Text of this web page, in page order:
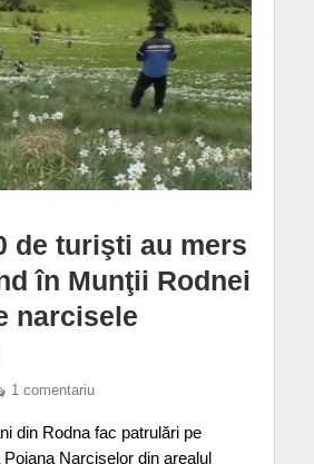
de turişti au mers
în Munţii Rodnei
narcisele
1 comentariu
din Rodna fac patrulări pe
Narciselor din arealul